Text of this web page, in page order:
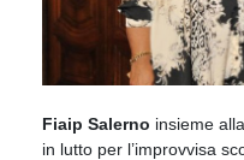
Fiaip Salerno insieme
in lutto per l’improvvisa